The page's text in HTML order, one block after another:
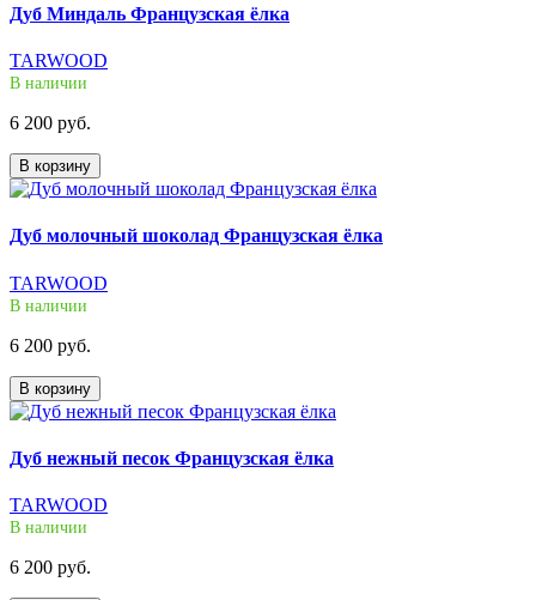
Дуб Миндаль Французская ёлка
TARWOOD
В наличии
6 200 руб.
В корзину
Дуб молочный шоколад Французская ёлка
TARWOOD
В наличии
6 200 руб.
В корзину
Дуб нежный песок Французская ёлка
TARWOOD
В наличии
6 200 руб.